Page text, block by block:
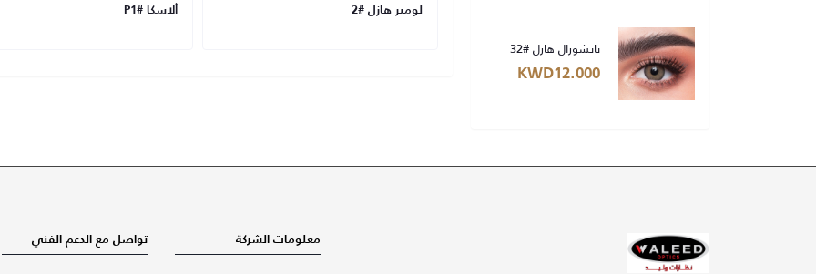
ناتشورال هازل #32
KWD12.000
لومير هازل #2 ألاسكا #P1
معلومات الشركة تواصل مع الدعم الفني